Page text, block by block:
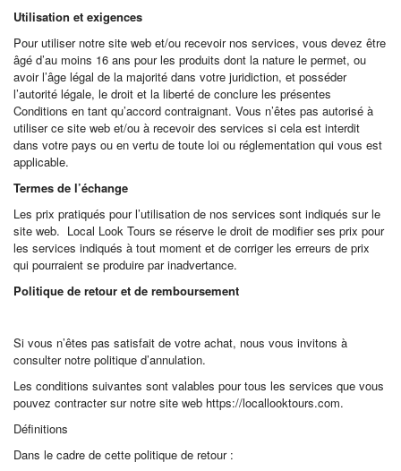
Utilisation et exigences
Pour utiliser notre site web et/ou recevoir nos services, vous devez être
âgé d’au moins 16 ans pour les produits dont la nature le permet, ou
avoir l’âge légal de la majorité dans votre juridiction, et posséder
l’autorité légale, le droit et la liberté de conclure les présentes
Conditions en tant qu’accord contraignant. Vous n’êtes pas autorisé à
utiliser ce site web et/ou à recevoir des services si cela est interdit
dans votre pays ou en vertu de toute loi ou réglementation qui vous est
applicable.
Termes de l’échange
Les prix pratiqués pour l’utilisation de nos services sont indiqués sur le
site web. Local Look Tours se réserve le droit de modifier ses prix pour
les services indiqués à tout moment et de corriger les erreurs de prix
qui pourraient se produire par inadvertance.
Politique de retour et de remboursement
Si vous n’êtes pas satisfait de votre achat, nous vous invitons à
consulter notre politique d’annulation.
Les conditions suivantes sont valables pour tous les services que vous
pouvez contracter sur notre site web https://locallooktours.com.
Définitions
Dans le cadre de cette politique de retour :